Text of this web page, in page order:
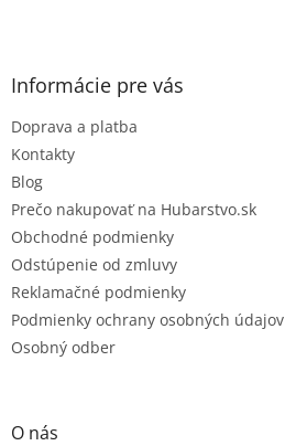
Informácie pre vás
Doprava a platba
Kontakty
Blog
Prečo nakupovať na Hubarstvo.sk
Obchodné podmienky
Odstúpenie od zmluvy
Reklamačné podmienky
Podmienky ochrany osobných údajov
Osobný odber
O nás